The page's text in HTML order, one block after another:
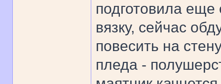
подготовила еще
вязку, сейчас
повесить на
пледа -